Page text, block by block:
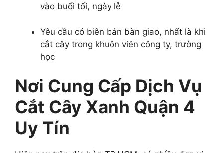
vào buổi tối, ngày lễ
Yêu cầu có biên bản bàn giao, nhất là khi
cắt cây trong khuôn viên công ty, trường
học
Nơi Cung Cấp Dịch Vụ
Cắt Cây Xanh Quận 4
Uy Tín